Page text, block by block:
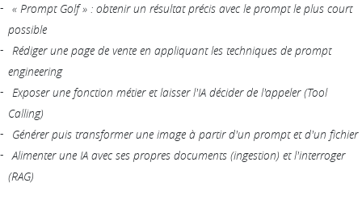
« Prompt Golf » : obtenir un résultat précis avec le prompt le plus court
possible
Rédiger une page de vente en appliquant les techniques de prompt
engineering
Exposer une fonction métier et laisser l'IA décider de l'appeler (Tool
Calling)
Générer puis transformer une image à partir d'un prompt et d'un fichier
Alimenter une IA avec ses propres documents (ingestion) et l'interroger
(RAG)